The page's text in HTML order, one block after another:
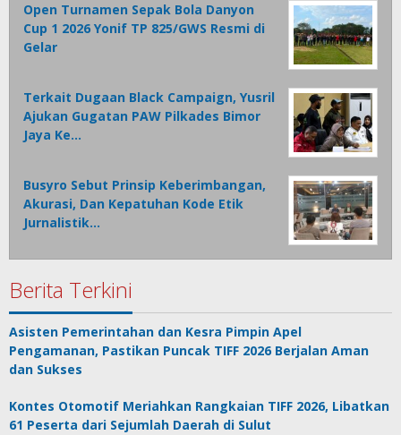
Open Turnamen Sepak Bola Danyon
Cup 1 2026 Yonif TP 825/GWS Resmi di
Gelar
Terkait Dugaan Black Campaign, Yusril
Ajukan Gugatan PAW Pilkades Bimor
Jaya Ke…
Busyro Sebut Prinsip Keberimbangan,
Akurasi, Dan Kepatuhan Kode Etik
Jurnalistik…
Berita Terkini
Asisten Pemerintahan dan Kesra Pimpin Apel
Pengamanan, Pastikan Puncak TIFF 2026 Berjalan Aman
dan Sukses
Kontes Otomotif Meriahkan Rangkaian TIFF 2026, Libatkan
61 Peserta dari Sejumlah Daerah di Sulut